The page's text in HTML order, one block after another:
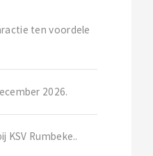
ten voordele
2026.
KSV Rumbeke..